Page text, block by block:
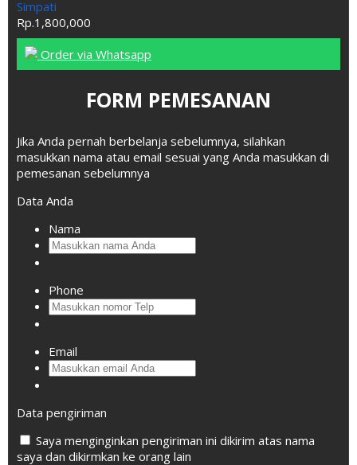
Simpati
Rp.1,800,000
Order via Whatsapp
FORM PEMESANAN
Jika Anda pernah berbelanja sebelumnya, silahkan
masukkan nama atau email sesuai yang Anda masukkan di
pemesanan sebelumnya
Data Anda
Nama
Phone
Email
Data pengiriman
Saya menginginkan pengiriman ini dikirim atas nama
saya dan dikirmkan ke orang lain